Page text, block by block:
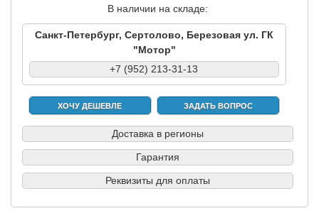
В наличии на складе:
Санкт-Петербург, Сертолово, Березовая ул. ГК
"Мотор"
+7 (952) 213-31-13
ХОЧУ ДЕШЕВЛЕ ЗАДАТЬ ВОПРОС
Доставка в регионы
Гарантия
Реквизиты для оплаты